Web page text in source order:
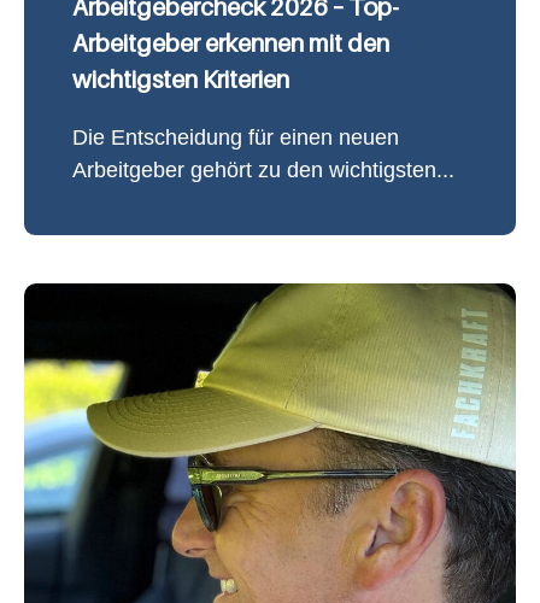
Arbeitgebercheck 2026 – Top-
Arbeitgeber erkennen mit den
wichtigsten Kriterien
Die Entscheidung für einen neuen
Arbeitgeber gehört zu den wichtigsten...